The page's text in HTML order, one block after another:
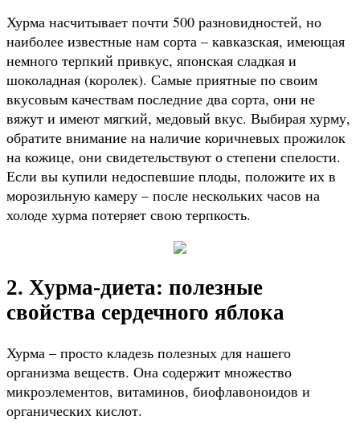
Хурма насчитывает почти 500 разновидностей, но
наиболее известные нам сорта – кавказская, имеющая
немного терпкий привкус, японская сладкая и
шоколадная (королек). Самые приятные по своим
вкусовым качествам последние два сорта, они не
вяжут и имеют мягкий, медовый вкус. Выбирая хурму,
обратите внимание на наличие коричневых прожилок
на кожице, они свидетельствуют о степени спелости.
Если вы купили недоспевшие плоды, положите их в
морозильную камеру – после нескольких часов на
холоде хурма потеряет свою терпкость.
2. Хурма-диета: полезные
свойства сердечного яблока
Хурма – просто кладезь полезных для нашего
организма веществ. Она содержит множество
микроэлементов, витаминов, биофлавоноидов и
органических кислот.